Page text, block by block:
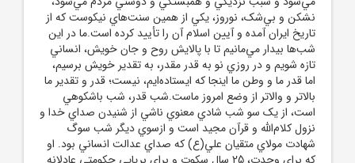
نشکن و بي‌شک، نوروز، يکي از همين سنت‌هاي نيکوست که از
تاريخ ايران آمده و آيين اسلام آن را تأييد کرده است.ما در اين
شب‌ها بيدار مي‌مانيم تا با پالايش روح و جان خويش، انساني
تازه‌ شويم و در روزي نو به قدر مقدر، به تقدير خويش برسيم،
اما قدر ما و وطن ما اينجا که ايستاده‌ايم، نيست؛ قدر و تقدير ما
بالاتر و والاتر از وضع امروز ماست.شب قدر، شب باشکوهي
است، از يک سو شب شادي معنوي ناشي از شنيدن صداي خدا و
نزول کلام‌الله و قرآن مجيد است و ازسوي ديگر شب سوگ
شهادت مولاي متقيان علي(ع) که صداي عدالت انساني بود. او